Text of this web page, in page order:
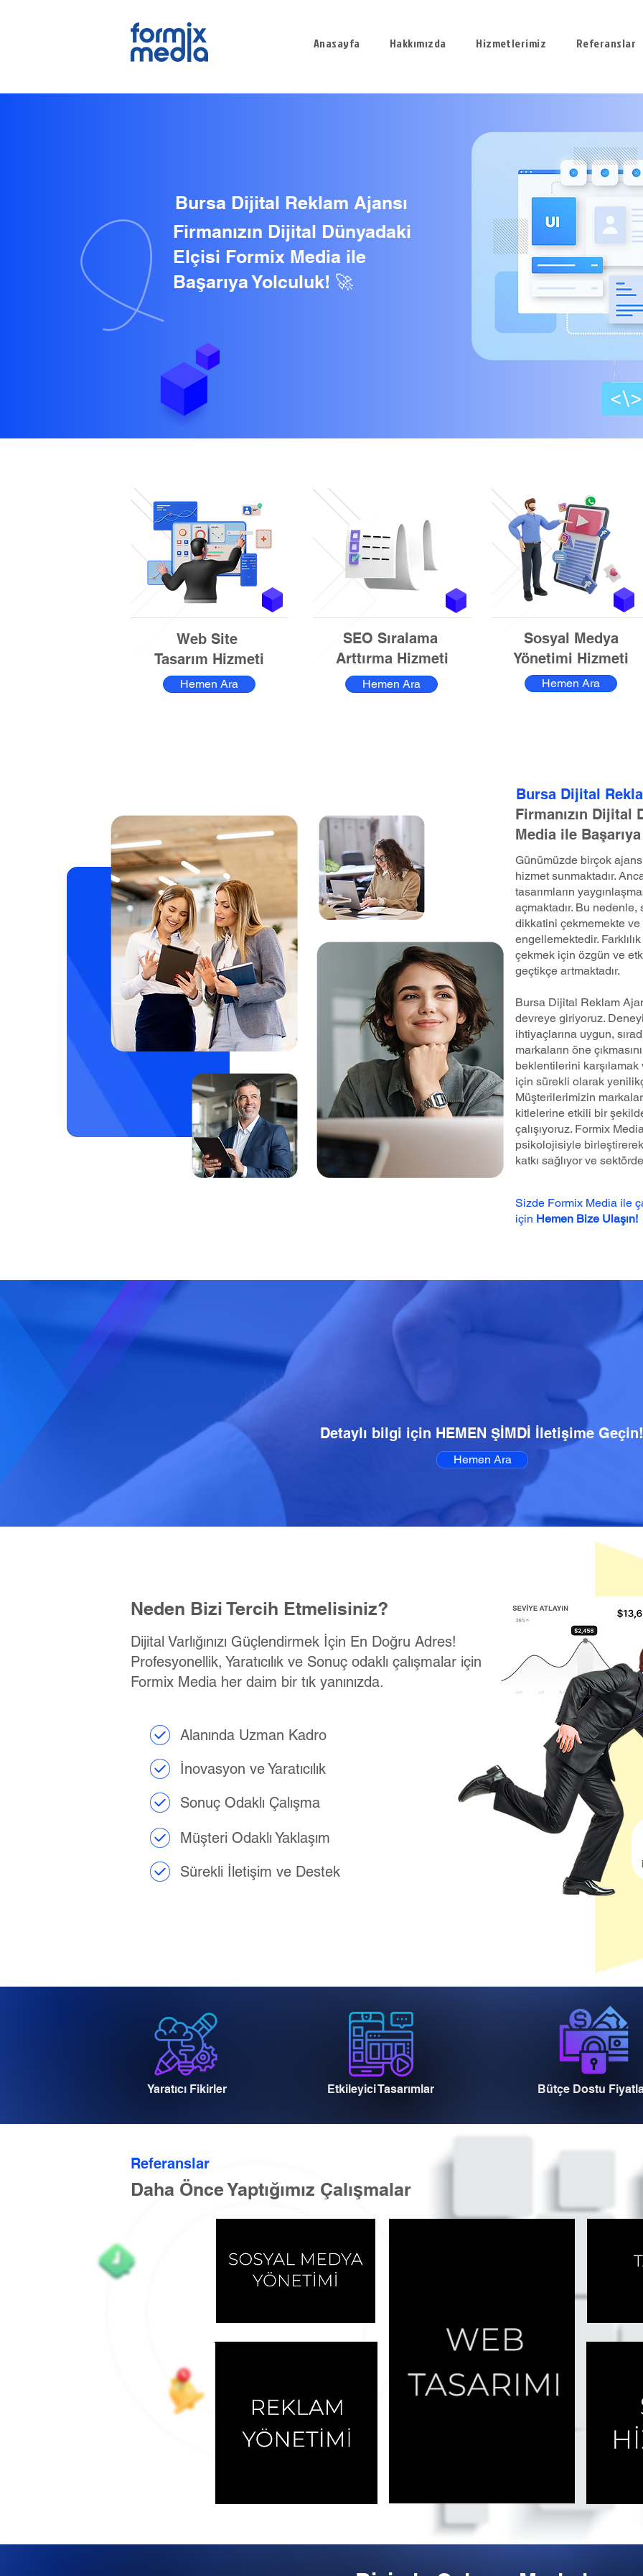
Anasayfa Hakkımızda Hizmetlerimiz Referanslar
Bursa Dijital Reklam Ajansı
Firmanızın Dijital Dünyadaki
Elçisi Formix Media ile
Başarıya Yolculuk! 🚀
Web Site
Tasarım Hizmeti
Hemen Ara
SEO Sıralama
Arttırma Hizmeti
Hemen Ara
Sosyal Medya
Yönetimi Hizmeti
Hemen Ara
Bursa Dijital
Firmanızın Dijital
Media ile
Günümüzde birçok
hizmet sunmaktadır.
tasarımların
açmaktadır. Bu nedenle,
dikkatini çekmemekte ve
engellemektedir.
çekmek için özgün ve
geçtikçe artmaktadır.
Bursa Dijital Reklam
devreye giriyoruz.
ihtiyaçlarına uygun,
markaların öne
beklentilerini karşılamak
için sürekli olarak
Müşterilerimizin
kitlelerine etkili bir
çalışıyoruz. Formix
psikolojisiyle
katkı sağlıyor ve
Sizde Formix Media ile
için Hemen Bize Ulaşın!
Detaylı bilgi için HEMEN ŞİMDİ İletişime Geçin!
Hemen Ara
Neden Bizi Tercih Etmelisiniz?
Dijital Varlığınızı Güçlendirmek İçin En Doğru Adres!
Profesyonellik, Yaratıcılık ve Sonuç odaklı çalışmalar için
Formix Media her daim bir tık yanınızda.
Alanında Uzman Kadro
İnovasyon ve Yaratıcılık
Sonuç Odaklı Çalışma
Müşteri Odaklı Yaklaşım
Sürekli İletişim ve Destek
Yaratıcı Fikirler Etkileyici Tasarımlar Bütçe Dostu
Referanslar
Daha Önce Yaptığımız Çalışmalar